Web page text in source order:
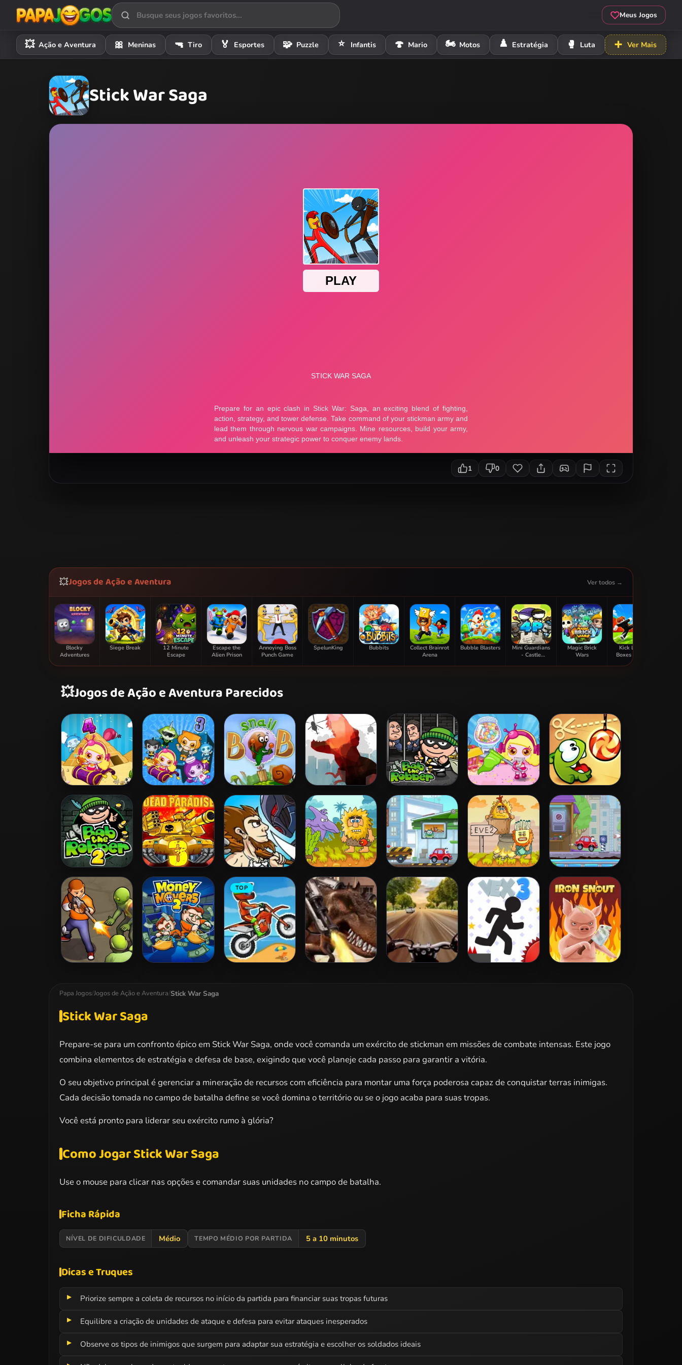
Meus Jogos
💥 Ação e Aventura 🎀 Meninas 🔫 Tiro 🏅 Esportes 🧩 Puzzle ⭐ Infantis 🍄 Mario 🏍️ Motos ♟️ Estratégia 🥊 Luta ➕ Ver Mais
Stick War Saga
1 0
💥Jogos de Ação e Aventura Ver todos →
Blocky
Adventures
Siege Break
12 Minute
Escape
Escape the
Alien Prison
Annoying Boss
Punch Game
SpelunKing Bubbits
Collect Brainrot
Arena
Bubble Blasters
Mini Guardians
- Castle
Magic Brick
Wars
Kick Lucky
Boxes Online
💥Jogos de Ação e Aventura Parecidos
Bomb It 4 Bomb It 3 Snail Bob 2 L. A. Rex Bob The Robber Bomb It 5 Cut the Rope
Bob The Robber 2 Dead Paradise 3 Age of War Adam and Eve Wheely 3 Adam and Eve 2 Wheely 4 - Time
Travel
TOP
Papa Jogos/Jogos de Ação e Aventura/Stick War Saga
Stick War Saga
Prepare-se para um confronto épico em Stick War Saga, onde você comanda um exército de stickman em missões de combate intensas. Este jogo
combina elementos de estratégia e defesa de base, exigindo que você planeje cada passo para garantir a vitória.
O seu objetivo principal é gerenciar a mineração de recursos com eficiência para montar uma força poderosa capaz de conquistar terras inimigas.
Cada decisão tomada no campo de batalha define se você domina o território ou se o jogo acaba para suas tropas.
Você está pronto para liderar seu exército rumo à glória?
Como Jogar Stick War Saga
Use o mouse para clicar nas opções e comandar suas unidades no campo de batalha.
Ficha Rápida
NÍVEL DE DIFICULDADE Médio TEMPO MÉDIO POR PARTIDA 5 a 10 minutos
Dicas e Truques
Priorize sempre a coleta de recursos no início da partida para financiar suas tropas futuras
Equilibre a criação de unidades de ataque e defesa para evitar ataques inesperados
Observe os tipos de inimigos que surgem para adaptar sua estratégia e escolher os soldados ideais